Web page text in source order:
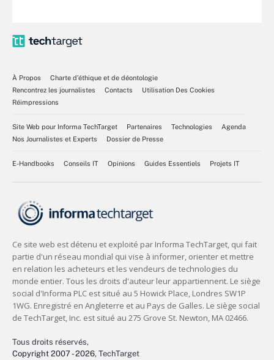
À Propos
Charte d’éthique et de déontologie
Rencontrez les journalistes
Contacts
Utilisation Des Cookies
Réimpressions
Site Web pour Informa TechTarget Partenaires Technologies
Agenda
Nos Journalistes et Experts
Dossier de Presse
E-Handbooks Conseils IT Opinions Guides Essentiels Projets IT
Tous droits réservés,
Copyright 2007 - 2026, TechTarget